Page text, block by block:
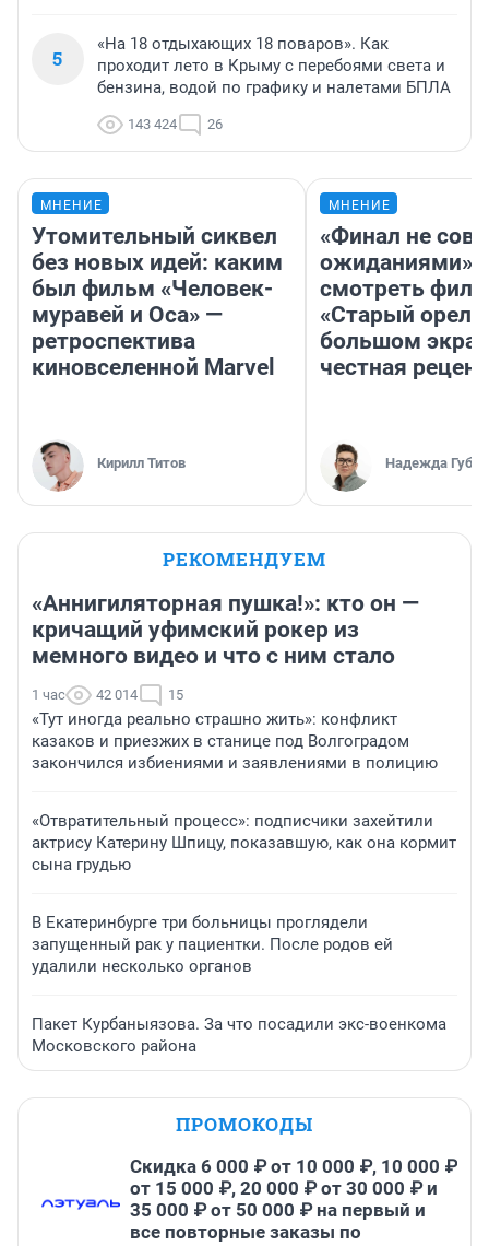
5
«На 18 отдыхающих 18 поваров». Как
проходит лето в Крыму с перебоями света и
бензина, водой по графику и налетами БПЛА
143 424 26
МНЕНИЕ
Утомительный сиквел
без новых идей: каким
был фильм «Человек-
муравей и Оса» —
ретроспектива
киновселенной Marvel
Кирилл Титов
МНЕНИЕ
«Финал не
ожиданиями»:
смотреть
«Старый орел»
большом
честная
Надежда
РЕКОМЕНДУЕМ
«Аннигиляторная пушка!»: кто он —
кричащий уфимский рокер из
мемного видео и что с ним стало
1 час 42 014 15
«Тут иногда реально страшно жить»: конфликт
казаков и приезжих в станице под Волгоградом
закончился избиениями и заявлениями в полицию
«Отвратительный процесс»: подписчики захейтили
актрису Катерину Шпицу, показавшую, как она кормит
сына грудью
В Екатеринбурге три больницы проглядели
запущенный рак у пациентки. После родов ей
удалили несколько органов
Пакет Курбаныязова. За что посадили экс-военкома
Московского района
ПРОМОКОДЫ
Скидка 6 000 ₽ от 10 000 ₽, 10 000 ₽
от 15 000 ₽, 20 000 ₽ от 30 000 ₽ и
35 000 ₽ от 50 000 ₽ на первый и
все повторные заказы по